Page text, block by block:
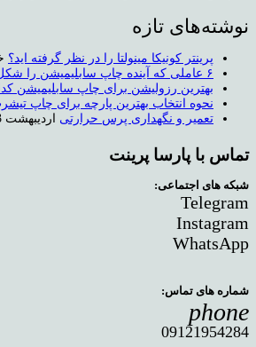
نوشته‌های تازه
پرینتر کونیکا مینولتا را در نظر گرفته اید؟
۶ عاملی که آینده چاپ سابلیمیشن را شکل می دهد
بهترین رزولیشن برای چاپ سابلیمیشن
نحوه انتخاب بهترین پارچه برای چاپ
تعمیر و نگهداری پرس حرارتی
اردیبهشت 23, 1402
تماس با پارسا پرینت
شبکه های اجتماعی:
Telegram
Instagram
WhatsApp
شماره های تماس:
phone
09121954284